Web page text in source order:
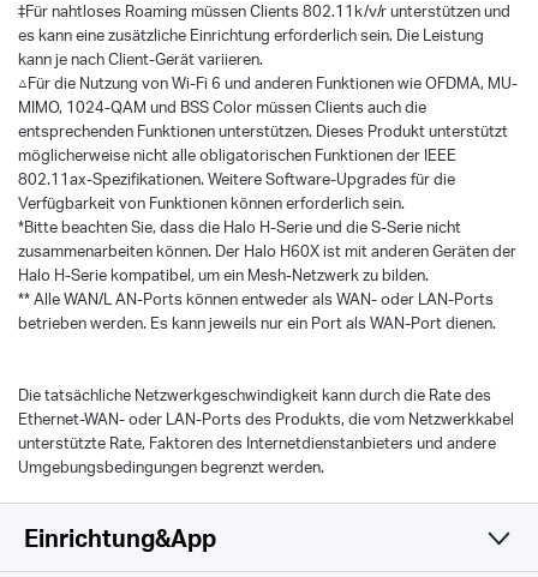
‡Für nahtloses Roaming müssen Clients 802.11k/v/r unterstützen und
es kann eine zusätzliche Einrichtung erforderlich sein. Die Leistung
kann je nach Client-Gerät variieren.
△Für die Nutzung von Wi-Fi 6 und anderen Funktionen wie OFDMA, MU-
MIMO, 1024-QAM und BSS Color müssen Clients auch die
entsprechenden Funktionen unterstützen. Dieses Produkt unterstützt
möglicherweise nicht alle obligatorischen Funktionen der IEEE
802.11ax-Spezifikationen. Weitere Software-Upgrades für die
Verfügbarkeit von Funktionen können erforderlich sein.
*Bitte beachten Sie, dass die Halo H-Serie und die S-Serie nicht
zusammenarbeiten können. Der Halo H60X ist mit anderen Geräten der
Halo H-Serie kompatibel, um ein Mesh-Netzwerk zu bilden.
** Alle WAN/L AN-Ports können entweder als WAN- oder LAN-Ports
betrieben werden. Es kann jeweils nur ein Port als WAN-Port dienen.
Die tatsächliche Netzwerkgeschwindigkeit kann durch die Rate des
Ethernet-WAN- oder LAN-Ports des Produkts, die vom Netzwerkkabel
unterstützte Rate, Faktoren des Internetdienstanbieters und andere
Umgebungsbedingungen begrenzt werden.
Einrichtung&App